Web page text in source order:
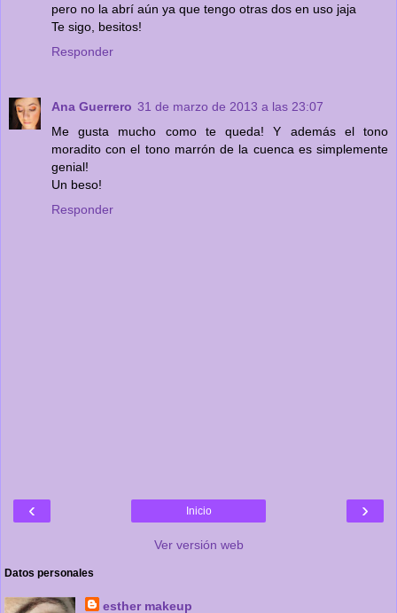
pero no la abrí aún ya que tengo otras dos en uso jaja
Te sigo, besitos!
Responder
Ana Guerrero 31 de marzo de 2013 a las 23:07
Me gusta mucho como te queda! Y además el tono
moradito con el tono marrón de la cuenca es simplemente
genial!
Un beso!
Responder
‹ ›
Inicio
Ver versión web
Datos personales
esther makeup